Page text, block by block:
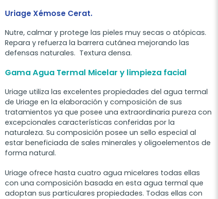
Uriage Xémose Cerat.
Nutre, calmar y protege las pieles muy secas o atópicas.
Repara y refuerza la barrera cutánea mejorando las
defensas naturales. Textura densa.
Gama Agua Termal Micelar y limpieza facial
Uriage utiliza las excelentes propiedades del agua termal
de Uriage en la elaboración y composición de sus
tratamientos ya que posee una extraordinaria pureza con
excepcionales características conferidas por la
naturaleza. Su composición posee un sello especial al
estar beneficiada de sales minerales y oligoelementos de
forma natural.
Uriage ofrece hasta cuatro agua micelares todas ellas
con una composición basada en esta agua termal que
adoptan sus particulares propiedades. Todas ellas con